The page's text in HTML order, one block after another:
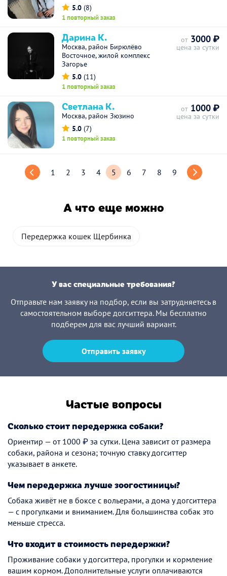
5.0 (8)
1 повторный заказ
Дарина К.
Москва, район Бирюлёво
Восточное, жилой комплекс
Загорье
5.0 (11)
1 повторный заказ
от 3000 ₽
цена за сутки
Светлана К.
Москва, район Зюзино
5.0 (7)
1 повторный заказ
от 1000 ₽
цена за сутки
1 2 3 4 5 6 7 8 9
А что еще можно
Передержка кошек Щербинка
У вас специальные требования?
Отправьте нам заявку на подбор, если вы затрудняетесь в
самостоятельном выборе догситтера. Мы бесплатно
подберем для вас лучший вариант.
Отправить заявку
Частые вопросы
Сколько стоит передержка собаки?
Ориентир — от 1000 ₽ за сутки. Цена зависит от размера
собаки, района и сезона; точную ставку догситтер
указывает в анкете.
Чем передержка лучше зоогостиницы?
Собака живёт не в боксе с вольерами, а дома у догситтера
— с прогулками и вниманием. Для большинства собак это
меньше стресса.
Что входит в стоимость передержки?
Проживание собаки у догситтера, прогулки и кормление
вашим кормом. Дополнительные услуги оплачиваются